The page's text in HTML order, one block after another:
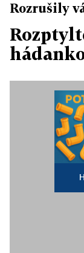
Rozrušily